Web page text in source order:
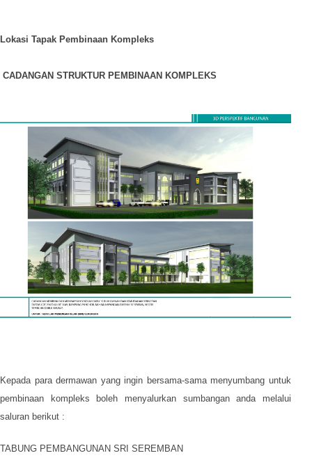
Lokasi Tapak Pembinaan Kompleks
CADANGAN STRUKTUR PEMBINAAN KOMPLEKS
Kepada para dermawan yang ingin bersama-sama menyumbang untuk
pembinaan kompleks boleh menyalurkan sumbangan anda melalui
saluran berikut :
TABUNG PEMBANGUNAN SRI SEREMBAN